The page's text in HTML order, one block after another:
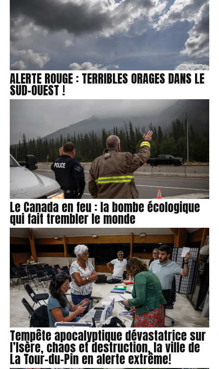
ALERTE ROUGE : TERRIBLES ORAGES DANS LE
SUD-OUEST !
Le Canada en feu : la bombe écologique
qui fait trembler le monde
Tempête apocalyptique dévastatrice sur
l’Isère, chaos et destruction, la ville de
La Tour-du-Pin en alerte extrême!